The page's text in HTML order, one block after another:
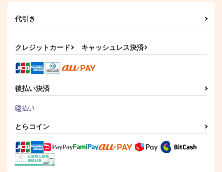
代引き
クレジットカード キャッシュレス決済
後払い決済
とらコイン